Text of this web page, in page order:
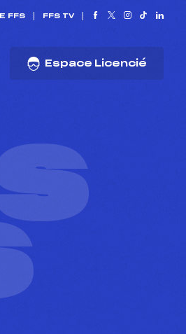
FFS FFS TV
Espace Licencié